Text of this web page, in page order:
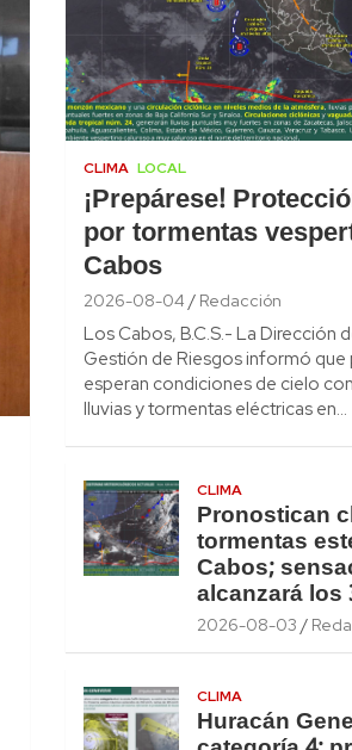
CLIMA LOCAL
¡Prepárese!
por tormentas
Cabos
2026-08-04 Redacción
Los Cabos, B.C.S.- La Dirección
Gestión de Riesgos informó que
esperan condiciones de cielo
lluvias y tormentas eléctricas en…
CLIMA
Pronostican
tormentas
Cabos;
alcanzará los
2026-08-03
CLIMA
Huracán